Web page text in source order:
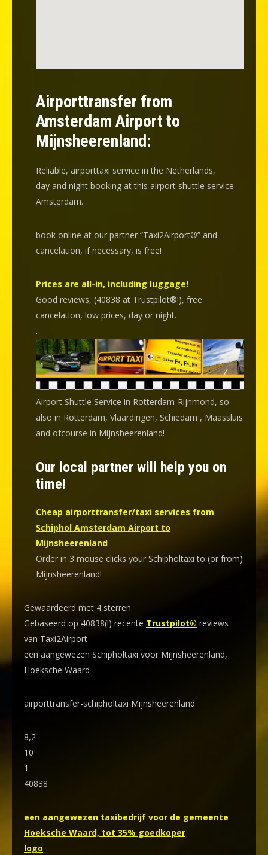
Airporttransfer from
Amsterdam Airport to
Mijnsheerenland:
Reliable, airporttaxi service in the Netherlands,
day and night booking at this airport shuttle service
Amsterdam.
book online at our partner “Taxi2Airport®” and
cancelation, if necessary, is free!
Prices are all-in, including luggage!
Good reviews, (40838 at Trustpilot®!), free
cancelation, low prices, day or night.
.
Airport Shuttle Service in Rotterdam-Rijnmond, so
also in Rotterdam, Vlaardingen, Schiedam , Maassluis
and ofcourse in Mijnsheerenland!
Our local partner will help you on
time!
Cheap airporttransfer/taxi services from
Schiphol Amsterdam Airport to
Mijnsheerenland
Order in 3 mouse clicks your Schipholtaxi to (or from)
Mijnsheerenland!
Gewaardeerd met 4 sterren
Gebaseerd op 40838(!) recente Trustpilot® reviews
van Taxi2Airport
een aangewezen Schipholtaxi voor Mijnsheerenland,
Hoeksche Waard
airporttransfer-schipholtaxi Mijnsheerenland
8,2
10
1
40838
een aangewezen taxibedrijf voor de gemeente
Hoeksche Waard, tot 35% goedkoper
logo